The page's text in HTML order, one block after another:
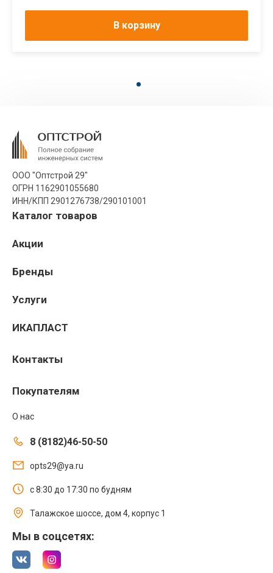
В корзину
ООО "Оптстрой 29"
ОГРН 1162901055680
ИНН/КПП 2901276738/290101001
Каталог товаров
Акции
Бренды
Услуги
ИКАПЛАСТ
Контакты
Покупателям
О нас
8 (8182)46-50-50
opts29@ya.ru
с 8:30 до 17:30 по будням
Талажское шоссе, дом 4, корпус 1
Мы в соцсетях: